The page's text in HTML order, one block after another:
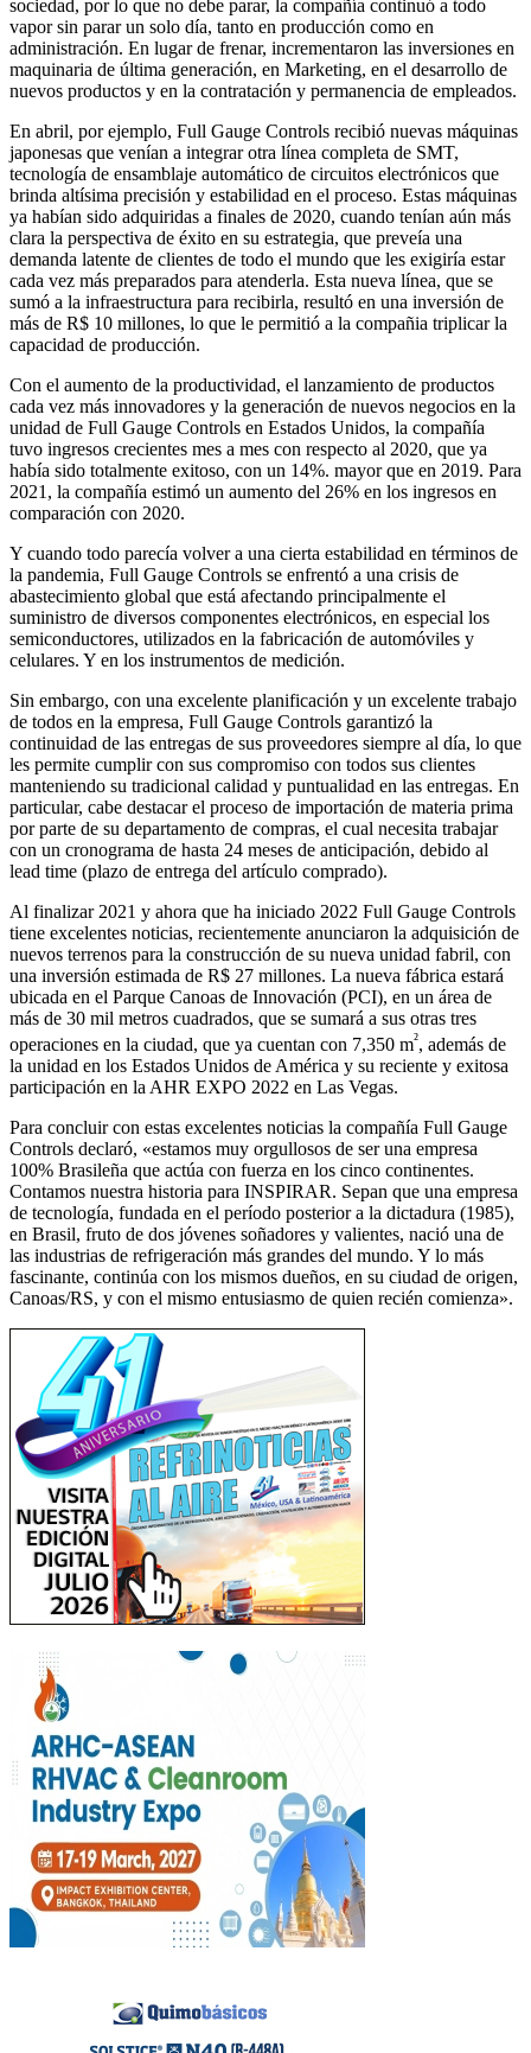
sociedad, por lo que no debe parar, la compañía continuó a todo
vapor sin parar un solo día, tanto en producción como en
administración. En lugar de frenar, incrementaron las inversiones en
maquinaria de última generación, en Marketing, en el desarrollo de
nuevos productos y en la contratación y permanencia de empleados.
En abril, por ejemplo, Full Gauge Controls recibió nuevas máquinas
japonesas que venían a integrar otra línea completa de SMT,
tecnología de ensamblaje automático de circuitos electrónicos que
brinda altísima precisión y estabilidad en el proceso. Estas máquinas
ya habían sido adquiridas a finales de 2020, cuando tenían aún más
clara la perspectiva de éxito en su estrategia, que preveía una
demanda latente de clientes de todo el mundo que les exigiría estar
cada vez más preparados para atenderla. Esta nueva línea, que se
sumó a la infraestructura para recibirla, resultó en una inversión de
más de R$ 10 millones, lo que le permitió a la compañia triplicar la
capacidad de producción.
Con el aumento de la productividad, el lanzamiento de productos
cada vez más innovadores y la generación de nuevos negocios en la
unidad de Full Gauge Controls en Estados Unidos, la compañía
tuvo ingresos crecientes mes a mes con respecto al 2020, que ya
había sido totalmente exitoso, con un 14%. mayor que en 2019. Para
2021, la compañía estimó un aumento del 26% en los ingresos en
comparación con 2020.
Y cuando todo parecía volver a una cierta estabilidad en términos de
la pandemia, Full Gauge Controls se enfrentó a una crisis de
abastecimiento global que está afectando principalmente el
suministro de diversos componentes electrónicos, en especial los
semiconductores, utilizados en la fabricación de automóviles y
celulares. Y en los instrumentos de medición.
Sin embargo, con una excelente planificación y un excelente trabajo
de todos en la empresa, Full Gauge Controls garantizó la
continuidad de las entregas de sus proveedores siempre al día, lo que
les permite cumplir con sus compromiso con todos sus clientes
manteniendo su tradicional calidad y puntualidad en las entregas. En
particular, cabe destacar el proceso de importación de materia prima
por parte de su departamento de compras, el cual necesita trabajar
con un cronograma de hasta 24 meses de anticipación, debido al
lead time (plazo de entrega del artículo comprado).
Al finalizar 2021 y ahora que ha iniciado 2022 Full Gauge Controls
tiene excelentes noticias, recientemente anunciaron la adquisición de
nuevos terrenos para la construcción de su nueva unidad fabril, con
una inversión estimada de R$ 27 millones. La nueva fábrica estará
ubicada en el Parque Canoas de Innovación (PCI), en un área de
más de 30 mil metros cuadrados, que se sumará a sus otras tres
operaciones en la ciudad, que ya cuentan con 7,350 m², además de
la unidad en los Estados Unidos de América y su reciente y exitosa
participación en la AHR EXPO 2022 en Las Vegas.
Para concluir con estas excelentes noticias la compañía Full Gauge
Controls declaró, «estamos muy orgullosos de ser una empresa
100% Brasileña que actúa con fuerza en los cinco continentes.
Contamos nuestra historia para INSPIRAR. Sepan que una empresa
de tecnología, fundada en el período posterior a la dictadura (1985),
en Brasil, fruto de dos jóvenes soñadores y valientes, nació una de
las industrias de refrigeración más grandes del mundo. Y lo más
fascinante, continúa con los mismos dueños, en su ciudad de origen,
Canoas/RS, y con el mismo entusiasmo de quien recién comienza».